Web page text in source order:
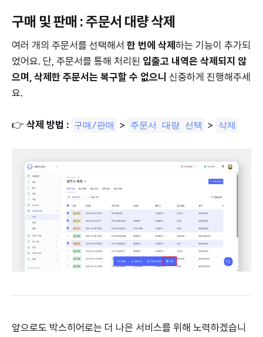
구매 및 판매 : 주문서 대량 삭제
여러 개의 주문서를 선택해서 한 번에 삭제 하는 기능이 추가되
었어요. 단, 주문서를 통해 처리된 입출고 내역은 삭제되지 않
으며, 삭제한 주문서는 복구할 수 없으니 신중하게 진행해주세
요.
👉 삭제 방법 : 구매/판매 > 주문서 대량 선택 > 삭제
앞으로도 박스히어로는 더 나은 서비스를 위해 노력하겠습니